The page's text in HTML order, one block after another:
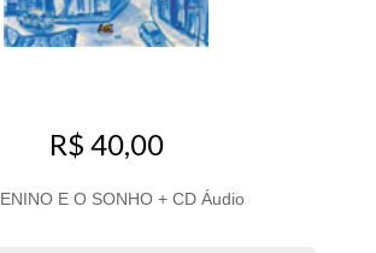
R$ 40,00
E O SONHO + CD Áudio